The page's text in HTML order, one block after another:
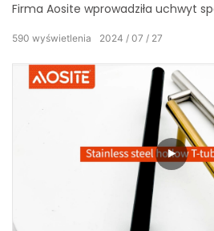
Firma Aosite wprowadziła uchwyt
kwadratowej rury ze stali
kwadratowej rury ze stali
stosowany w meblach i odgrywa
ogólnej tekstury akcesoriów
2024 07 27
590 wyświetlenia